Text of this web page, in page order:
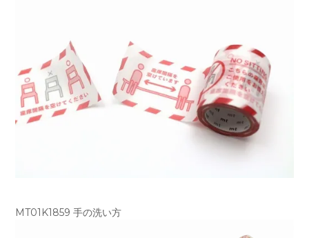
MT01K1859 手の洗い方